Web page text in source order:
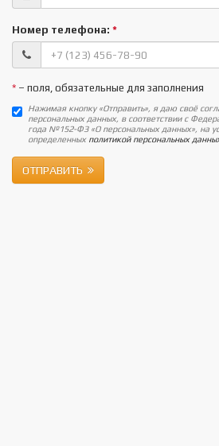
Номер телефона: *
* – поля, обязательные для заполнения
Нажимая кнопку «Отправить», я даю своё
персональных данных, в соответствии с
года №152-ФЗ «О персональных данных», на
определенных политикой персональных
ОТПРАВИТЬ